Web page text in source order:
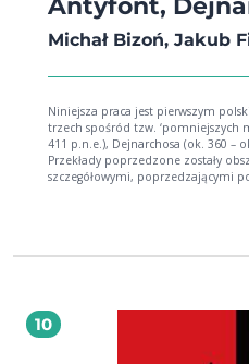
Michał Bizoń, Jakub
Niniejsza praca jest pierwszym
trzech spośród tzw. ‘pomniejszych
411 p.n.e.), Dejnarchosa (ok. 360 –
Przekłady poprzedzone zostały
szczegółowymi, poprzedzającymi
10